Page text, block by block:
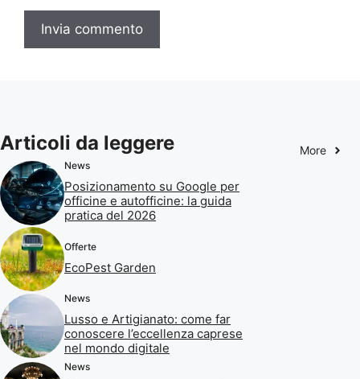
Articoli da leggere More
News
Posizionamento su Google per
officine e autofficine: la guida
pratica del 2026
Offerte
EcoPest Garden
News
Lusso e Artigianato: come far
conoscere l’eccellenza caprese
nel mondo digitale
News